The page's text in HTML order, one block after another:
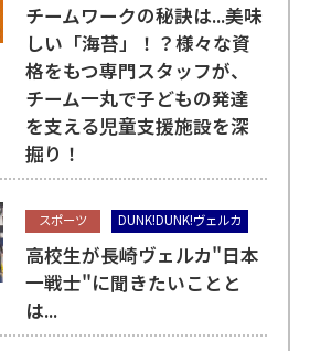
チームワークの秘訣は...美味
しい「海苔」！？様々な資
格をもつ専門スタッフが、
チーム一丸で子どもの発達
を支える児童支援施設を深
掘り！
スポーツ DUNK!DUNK!ヴェルカ
高校生が長崎ヴェルカ"日本
一戦士"に聞きたいことと
は...